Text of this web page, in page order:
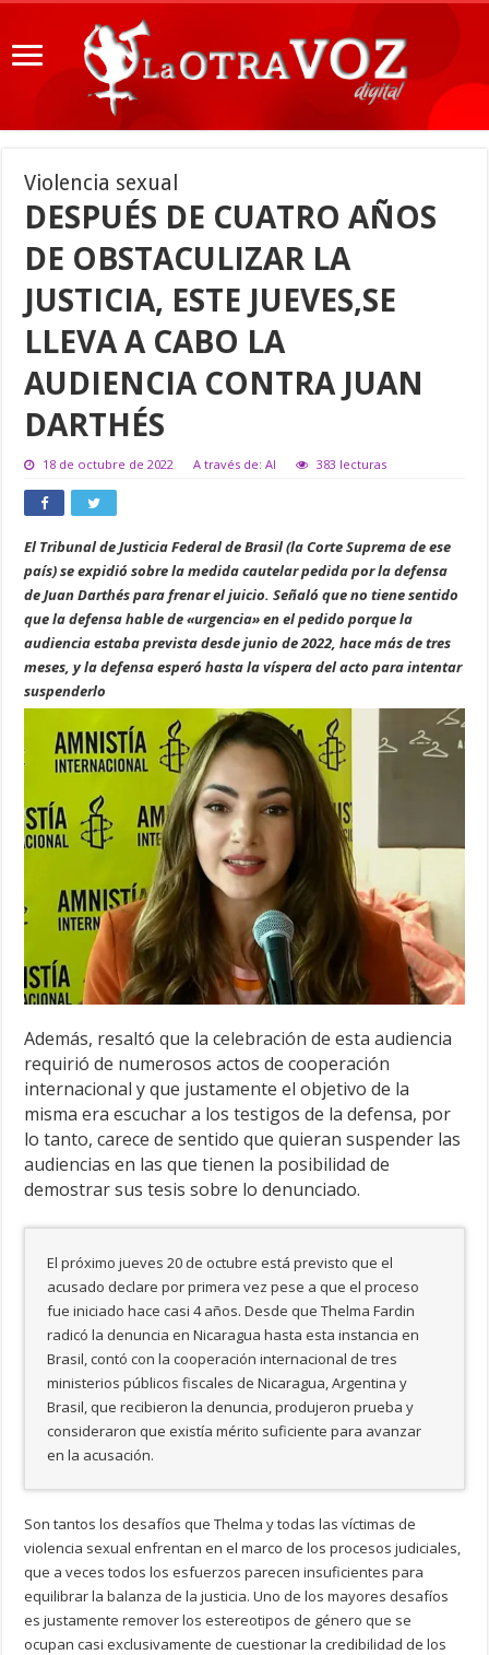
Violencia sexual
DESPUÉS DE CUATRO AÑOS
DE OBSTACULIZAR LA
JUSTICIA, ESTE JUEVES,SE
LLEVA A CABO LA
AUDIENCIA CONTRA JUAN
DARTHÉS
18 de octubre de 2022 A través de: AI 383 lecturas
El Tribunal de Justicia Federal de Brasil (la Corte Suprema de ese
país) se expidió sobre la medida cautelar pedida por la defensa
de Juan Darthés para frenar el juicio. Señaló que no tiene sentido
que la defensa hable de «urgencia» en el pedido porque la
audiencia estaba prevista desde junio de 2022, hace más de tres
meses, y la defensa esperó hasta la víspera del acto para intentar
suspenderlo
Además, resaltó que la celebración de esta audiencia
requirió de numerosos actos de cooperación
internacional y que justamente el objetivo de la
misma era escuchar a los testigos de la defensa, por
lo tanto, carece de sentido que quieran suspender las
audiencias en las que tienen la posibilidad de
demostrar sus tesis sobre lo denunciado.
El próximo jueves 20 de octubre está previsto que el
acusado declare por primera vez pese a que el proceso
fue iniciado hace casi 4 años. Desde que Thelma Fardin
radicó la denuncia en Nicaragua hasta esta instancia en
Brasil, contó con la cooperación internacional de tres
ministerios públicos fiscales de Nicaragua, Argentina y
Brasil, que recibieron la denuncia, produjeron prueba y
consideraron que existía mérito suficiente para avanzar
en la acusación.
Son tantos los desafíos que Thelma y todas las víctimas de
violencia sexual enfrentan en el marco de los procesos judiciales,
que a veces todos los esfuerzos parecen insuficientes para
equilibrar la balanza de la justicia. Uno de los mayores desafíos
es justamente remover los estereotipos de género que se
ocupan casi exclusivamente de cuestionar la credibilidad de los